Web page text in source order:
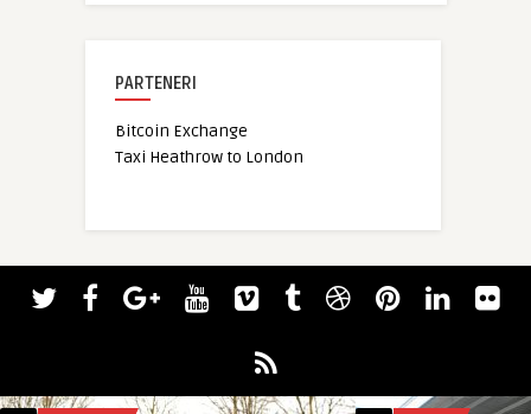
PARTENERI
Bitcoin Exchange
Taxi Heathrow to London